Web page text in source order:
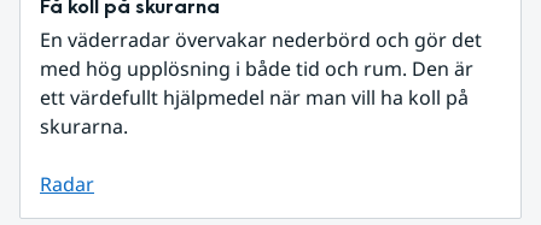
Få koll på skurarna
En väderradar övervakar nederbörd och gör det
med hög upplösning i både tid och rum. Den är
ett värdefullt hjälpmedel när man vill ha koll på
skurarna.
Radar